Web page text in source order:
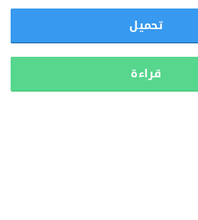
تحميل
قراءة